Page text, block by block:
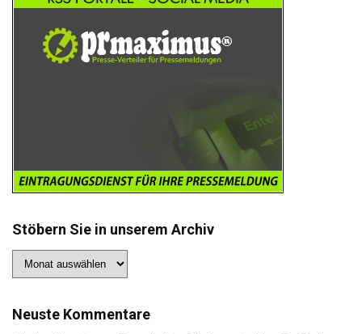
Stöbern Sie in unserem Archiv
Sie
Archiv
Neuste Kommentare